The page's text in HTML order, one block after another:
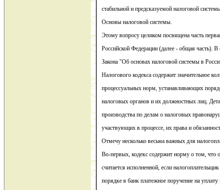
стабильной и предсказуемой налоговой
Основы налоговой системы.
Этому вопросу целиком посвящена часть
Российской Федерации (далее - общая часть).
Закона "Об основах налоговой системы в
Налогового кодекса содержит значительное
процессуальных норм, устанавливающих
налоговых органов и их должностных лиц.
производства по делам о налоговых
участвующих в процессе, их права и
Отмечу несколько весьма важных для
Во-первых, кодекс содержит норму о том, что
считается исполненной, если
порядке в банк платежное поручение на